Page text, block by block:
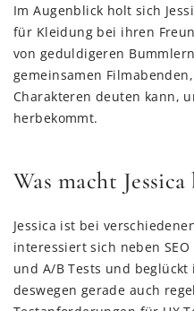
Im Augenblick holt sich
für Kleidung bei ihren
von geduldigeren
gemeinsamen
Charakteren deuten kann,
herbekommt.
Was macht
Jessica ist bei
interessiert sich neben
und A/B Tests und
deswegen gerade auch